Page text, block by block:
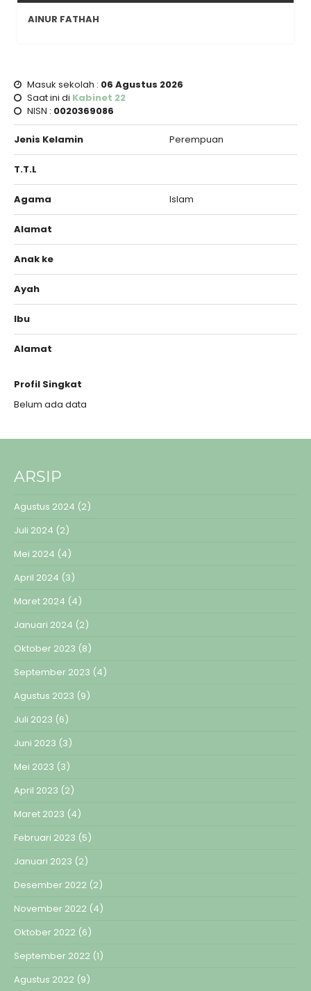
AINUR FATHAH
Masuk sekolah : 06 Agustus 2026
Saat ini di Kabinet 22
NISN : 0020369086
Jenis Kelamin Perempuan
T.T.L
Agama Islam
Alamat
Anak ke
Ayah
Ibu
Alamat
Profil Singkat
Belum ada data
ARSIP
Agustus 2024 (2)
Juli 2024 (2)
Mei 2024 (4)
April 2024 (3)
Maret 2024 (4)
Januari 2024 (2)
Oktober 2023 (8)
September 2023 (4)
Agustus 2023 (9)
Juli 2023 (6)
Juni 2023 (3)
Mei 2023 (3)
April 2023 (2)
Maret 2023 (4)
Februari 2023 (5)
Januari 2023 (2)
Desember 2022 (2)
November 2022 (4)
Oktober 2022 (6)
September 2022 (1)
Agustus 2022 (9)